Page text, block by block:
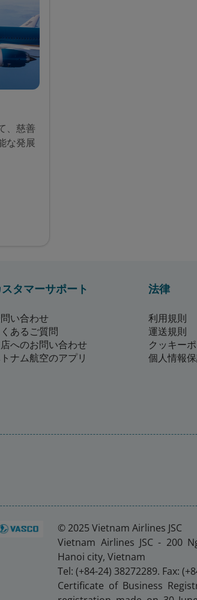
、慈善
な発展
スタマーサポート
い合わせ
あるご質問
へのお問い合わせ
ナム航空のアプリ
法律
利用規則
運送規則
クッキー
個人情報
© 2025 Vietnam Airlines JSC
Vietnam Airlines JSC - 200
Hanoi city, Vietnam
Tel: (+84-24) 38272289. Fax:
Certificate of Business